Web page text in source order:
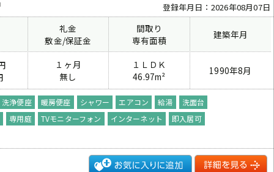
登録年月日：2026年08月07日
礼金
敷金/保証金
間取り
専有面積
建築年月
１ヶ月
無し
１ＬＤＫ
46.97m²
1990年8月
洗浄便座 暖房便座 シャワー エアコン 給湯
洗面台
専用庭 TVモニターフォン インターネット 即入居可